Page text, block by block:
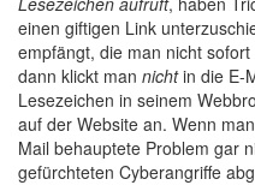
einen giftigen Link
empfängt, die man nicht
dann klickt man nichtin die E-
Lesezeichen in seinem
auf der Website an. Wenn
Mail behauptete Problem gar
gefürchteten Cyberangriffe